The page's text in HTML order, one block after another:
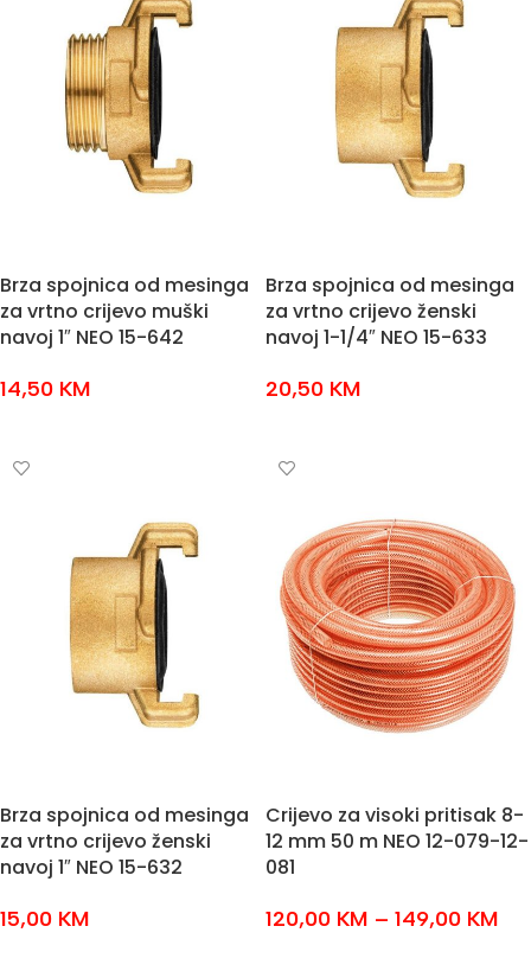
Brza spojnica od mesinga
za vrtno crijevo muški
navoj 1″ NEO 15-642
14,50 KM
Brza spojnica od mesinga
za vrtno crijevo ženski
navoj 1-1/4″ NEO 15-633
20,50 KM
Brza spojnica od mesinga
za vrtno crijevo ženski
navoj 1″ NEO 15-632
15,00 KM
Crijevo za visoki pritisak 8-
12 mm 50 m NEO 12-079-12-
081
120,00 KM – 149,00 KM